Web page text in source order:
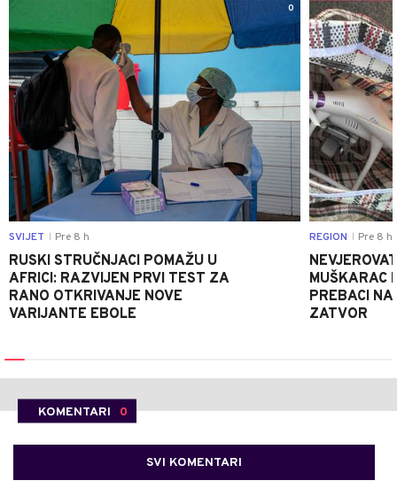
0
SVIJET Pre 8 h
RUSKI STRUČNJACI POMAŽU U
AFRICI: RAZVIJEN PRVI TEST ZA
RANO OTKRIVANJE NOVE
VARIJANTE EBOLE
REGION Pre 8 h
MUŠKARAC
PREBACI
ZATVOR
KOMENTARI 0
SVI KOMENTARI